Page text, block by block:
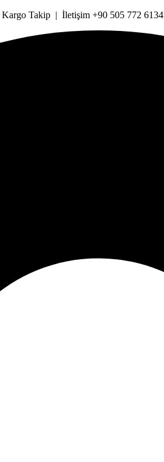
Takip | İletişim +90 505 772 6134